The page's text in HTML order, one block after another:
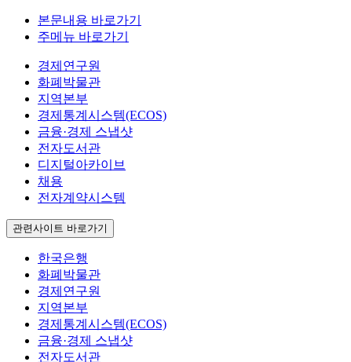
본문내용 바로가기
주메뉴 바로가기
경제연구원
화폐박물관
지역본부
경제통계시스템(ECOS)
금융·경제 스냅샷
전자도서관
디지털아카이브
채용
전자계약시스템
관련사이트 바로가기
한국은행
화폐박물관
경제연구원
지역본부
경제통계시스템(ECOS)
금융·경제 스냅샷
전자도서관